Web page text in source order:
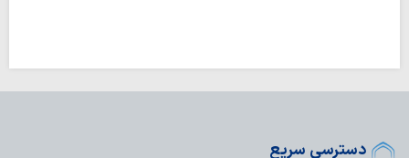
دسترسی سریع